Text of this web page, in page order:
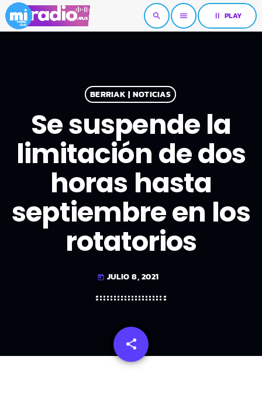
search menu pause PLAY
BERRIAK | NOTICIAS
Se suspende la
limitación de dos
horas hasta
septiembre en los
rotatorios
today JULIO 8, 2021
share
email